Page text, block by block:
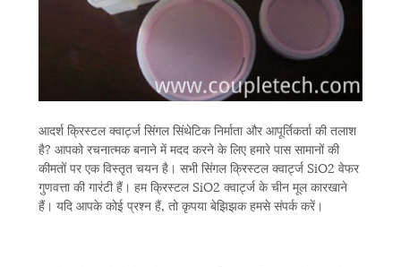
आदर्श क्रिस्टल क्वार्ट्ज सिंगल सिंथेटिक निर्माता और आपूर्तिकर्ता की तलाश
है? आपको रचनात्मक बनाने में मदद करने के लिए हमारे पास सामानों की
कीमतों पर एक विस्तृत चयन है। सभी सिंगल क्रिस्टल क्वार्ट्ज SiO2 वेफर
गुणवत्ता की गारंटी हैं। हम क्रिस्टल SiO2 क्वार्ट्ज के चीन मूल कारखाने
हैं। यदि आपके कोई प्रश्न हैं, तो कृपया बेझिझक हमसे संपर्क करें।